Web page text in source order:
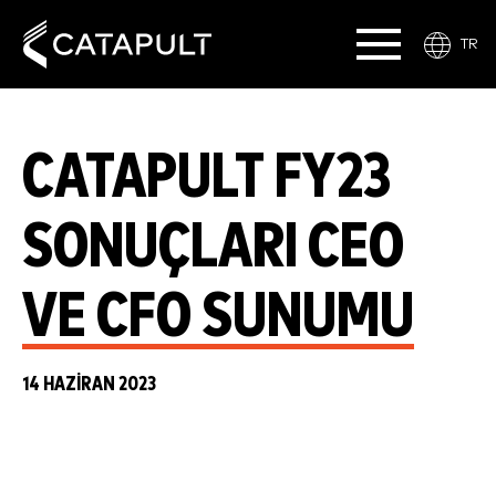
TR
CATAPULT FY23
SONUÇLARI CEO
VE CFO SUNUMU
14 HAZIRAN 2023